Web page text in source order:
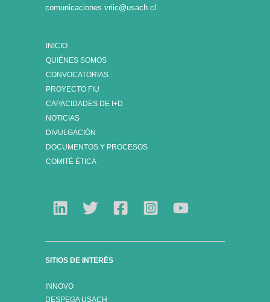
comunicaciones.vriic@usach.cl
INICIO
QUIÉNES SOMOS
CONVOCATORIAS
PROYECTO FIU
CAPACIDADES DE I+D
NOTICIAS
DIVULGACIÓN
DOCUMENTOS Y PROCESOS
COMITÉ ÉTICA
SITIOS DE INTERÉS
INNOVO
DESPEGA USACH